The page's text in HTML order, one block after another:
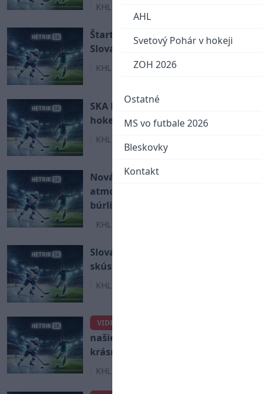
AHL
Svetový Pohár v hokeji
ZOH 2026
Ostatné
MS vo futbale 2026
Bleskovky
Kontakt
KHL
Štartuje KHL: Ako sa uvedie
Slovan proti Magnitogorsku?
KHL
SKA Petrohrad bude mať najväčší
hokejový štadión na svete!
KHL
Nová zámorská posila Slovana o
atmosfére v Bratislave: Je
búrlivejšia ako na zápasoch NHL!
KHL
Slovan Bratislava získal
skúseného obranca z NHL!
KHL
VIDEO
našiel nový klub. Slovanu poslal
krásny odkaz na rozlúčku!
KHL